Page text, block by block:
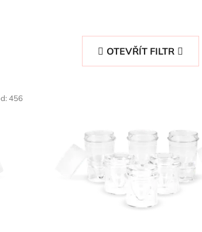
OTEVŘÍT FILTR
456